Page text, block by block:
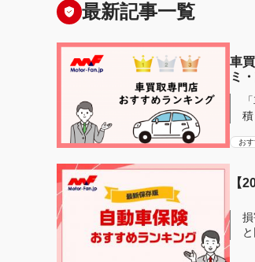
最新記事一覧
車
ミ
積
お
【